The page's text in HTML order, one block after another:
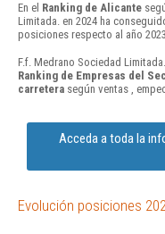
En el Ranking de Alicante
Limitada. en 2024 ha
posiciones respecto al año
F.f. Medrano Sociedad
Ranking de Empresas del
carretera según ventas ,
Acceda a toda la
Evolución posiciones